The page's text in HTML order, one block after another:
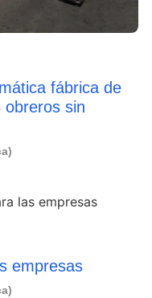
fábrica de
obreros sin
empresas